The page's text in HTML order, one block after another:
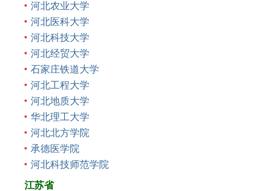
河北农业大学
河北医科大学
河北科技大学
河北经贸大学
石家庄铁道大学
河北工程大学
河北地质大学
华北理工大学
河北北方学院
承德医学院
河北科技师范学院
江苏省